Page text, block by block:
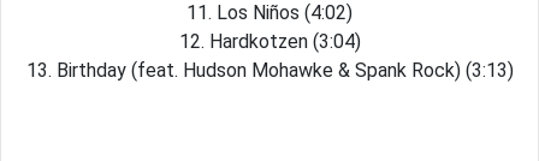
11. Los Niños (4:02)
12. Hardkotzen (3:04)
13. Birthday (feat. Hudson Mohawke & Spank Rock) (3:13)